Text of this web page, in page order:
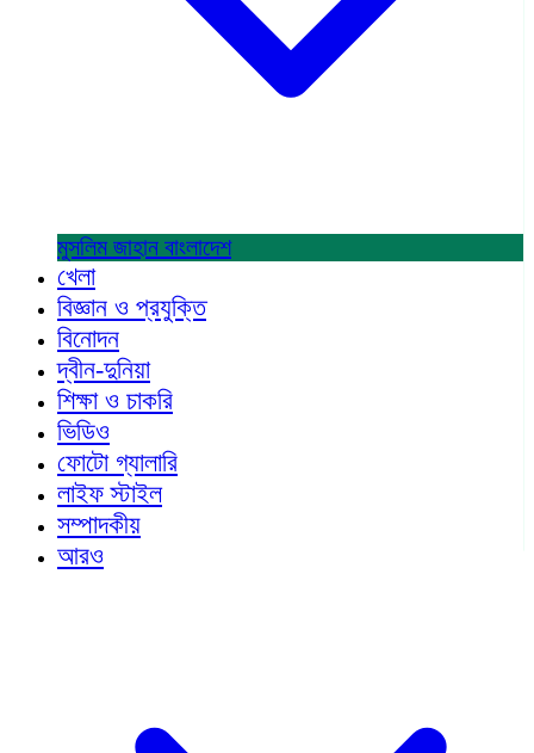
মুসলিম জাহান বাংলাদেশ
খেলা
বিজ্ঞান ও প্রযুক্তি
বিনোদন
দ্বীন-দুনিয়া
শিক্ষা ও চাকরি
ভিডিও
ফোটো গ্যালারি
লাইফ স্টাইল
সম্পাদকীয়
আরও